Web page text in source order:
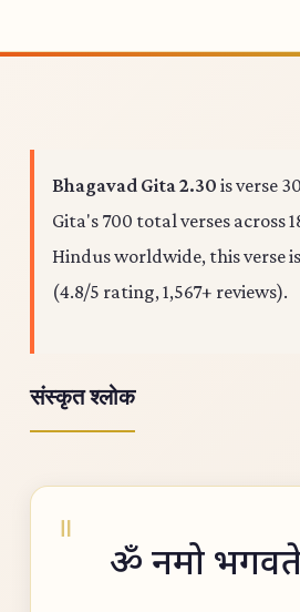
Bhagavad Gita 2.30 is verse
Gita's 700 total verses across
Hindus worldwide, this verse
(4.8/5 rating, 1,567+ reviews).
संस्कृत श्लोक
ॐ नमो भगवते